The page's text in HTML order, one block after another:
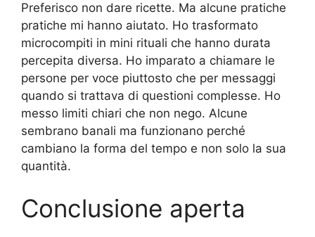
Preferisco non dare ricette. Ma alcune pratiche
pratiche mi hanno aiutato. Ho trasformato
microcompiti in mini rituali che hanno durata
percepita diversa. Ho imparato a chiamare le
persone per voce piuttosto che per messaggi
quando si trattava di questioni complesse. Ho
messo limiti chiari che non nego. Alcune
sembrano banali ma funzionano perché
cambiano la forma del tempo e non solo la sua
quantità.
Conclusione aperta